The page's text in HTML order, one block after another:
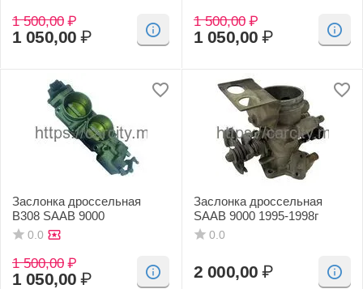
1 500,00 ₽
1 050,00 ₽
1 500,00 ₽
1 050,00 ₽
Заслонка дроссельная
B308 SAAB 9000
0.0
1 500,00 ₽
1 050,00 ₽
Заслонка дроссельная
SAAB 9000 1995-1998г
0.0
2 000,00 ₽